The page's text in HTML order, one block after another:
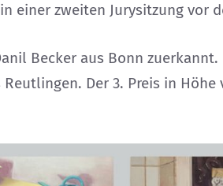
einer zweiten Jurysitzung vor
Becker aus Bonn zuerkannt.
Der 3. Preis in Höhe